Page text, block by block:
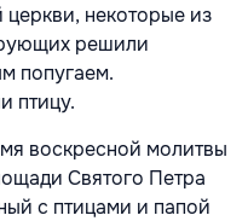
некоторые из
решили
попугаем.
птицу.
воскресной молитвы
Святого Петра
с птицами и папой